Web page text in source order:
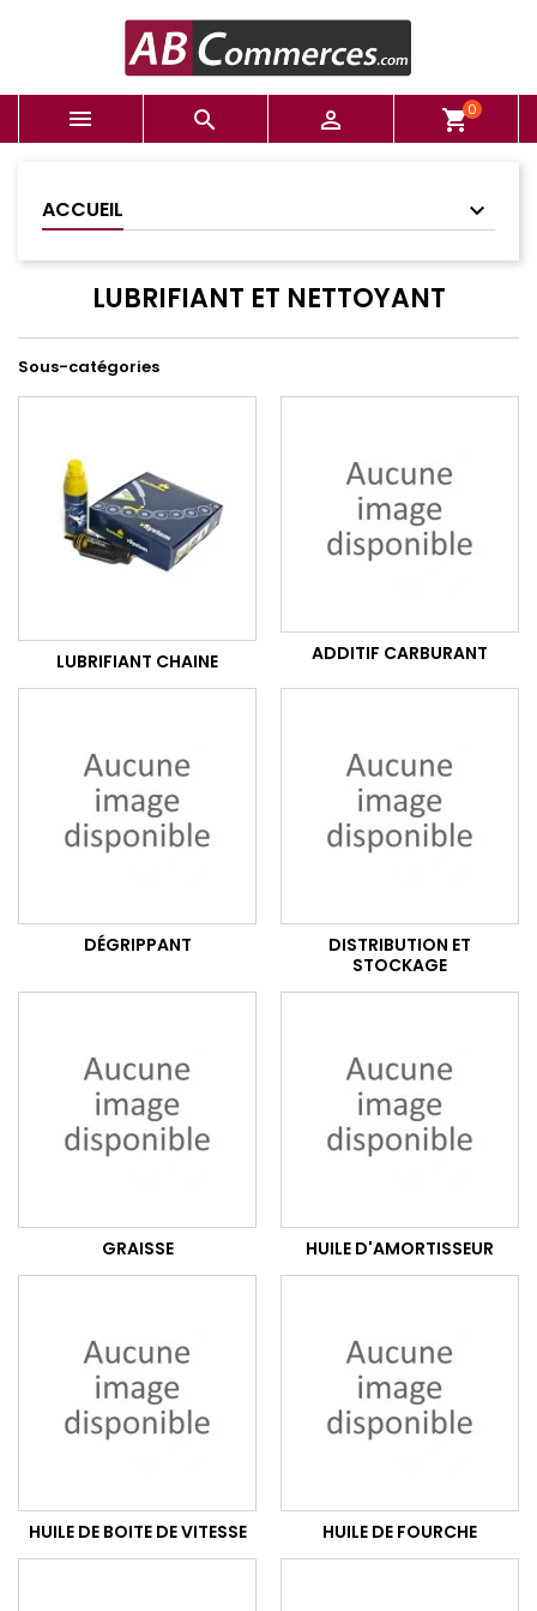
   shopping_cart0
ACCUEIL
LUBRIFIANT ET NETTOYANT
Sous-catégories
LUBRIFIANT CHAINE ADDITIF CARBURANT
DÉGRIPPANT
DISTRIBUTION ET
STOCKAGE
GRAISSE HUILE D'AMORTISSEUR
HUILE DE BOITE DE VITESSE HUILE DE FOURCHE